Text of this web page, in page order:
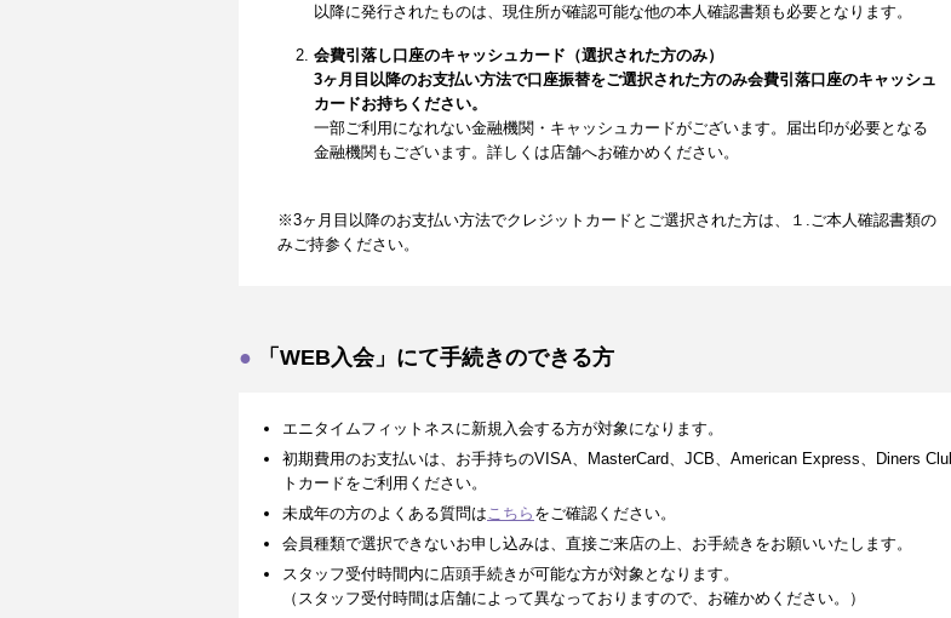
以降に発行されたものは、現住所が確認可能な他の本人確認書類も必要となります。
会費引落し口座のキャッシュカード（選択された方のみ）
3ヶ月目以降のお支払い方法で口座振替をご選択された方のみ会費引落口座のキャッシュ
カードお持ちください。
一部ご利用になれない金融機関・キャッシュカードがございます。届出印が必要となる
金融機関もございます。詳しくは店舗へお確かめください。
※3ヶ月目以降のお支払い方法でクレジットカードとご選択された方は、１.ご本人確認書類の
みご持参ください。
「WEB入会」にて手続きのできる方
エニタイムフィットネスに新規入会する方が対象になります。
初期費用のお支払いは、お手持ちのVISA、MasterCard、JCB、American Express、Diners
トカードをご利用ください。
未成年の方のよくある質問は こちら をご確認ください。
会員種類で選択できないお申し込みは、直接ご来店の上、お手続きをお願いいたします。
スタッフ受付時間内に店頭手続きが可能な方が対象となります。
（スタッフ受付時間は店舗によって異なっておりますので、お確かめください。）